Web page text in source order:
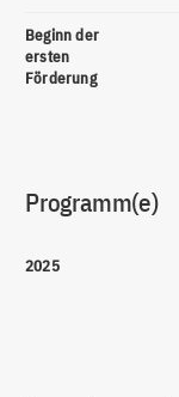
Beginn der
ersten
Förderung
Programm(e)
2025